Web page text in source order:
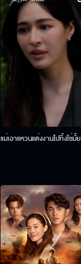
แม่เอาแหวนแต่งงานไปทิ้งใช่มั้ย